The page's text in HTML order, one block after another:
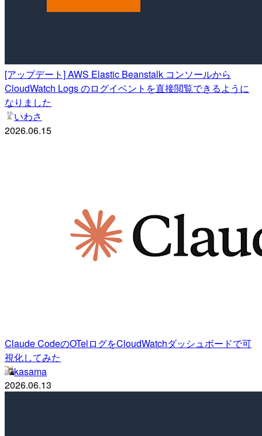
[アップデート] AWS Elastic Beanstalk コンソールから
CloudWatch Logs のログイベントを直接閲覧できるように
なりました
いわさ
2026.06.15
Claude CodeのOTelログをCloudWatchダッシュボードで可
視化してみた
kasama
2026.06.13